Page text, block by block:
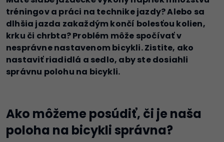
tréningov a práci na technike jazdy? Alebo sa
dlhšia jazda zakaždým končí bolesťou kolien,
krku či chrbta? Problém môže spočívať v
nesprávne nastavenom bicykli.Zistite, ako
nastaviť riadidlá a sedlo, aby ste dosiahli
správnu polohu na bicykli.
Ako môžeme posúdiť, či je naša
poloha na bicykli správna?